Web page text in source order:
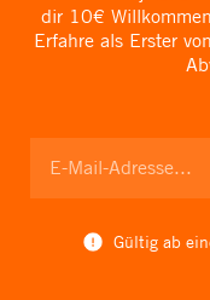
dir 10€
Erfahre als Erster
Gültig ab